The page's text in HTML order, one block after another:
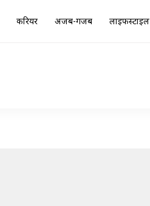
करियर अजब-गजब लाइफस्टाइल